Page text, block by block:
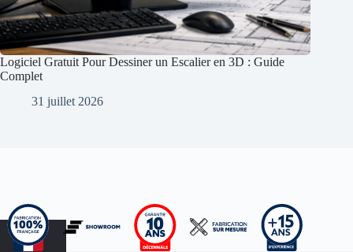
Logiciel Gratuit Pour Dessiner un Escalier en 3D : Guide
Complet
31 juillet 2026